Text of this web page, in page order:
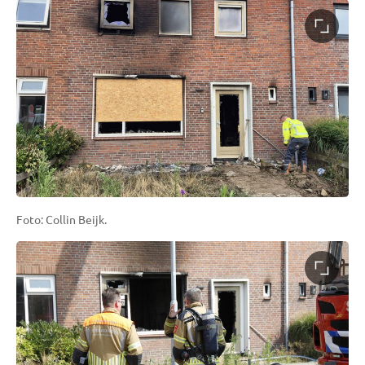
Foto: Collin Beijk.